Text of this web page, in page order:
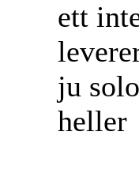
ett
ju
heller